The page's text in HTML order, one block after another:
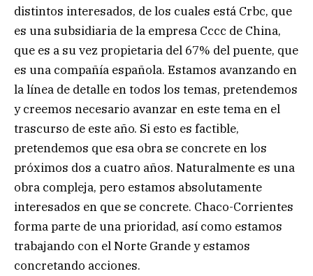
distintos interesados, de los cuales está Crbc, que
es una subsidiaria de la empresa Cccc de China,
que es a su vez propietaria del 67% del puente, que
es una compañía española. Estamos avanzando en
la línea de detalle en todos los temas, pretendemos
y creemos necesario avanzar en este tema en el
trascurso de este año. Si esto es factible,
pretendemos que esa obra se concrete en los
próximos dos a cuatro años. Naturalmente es una
obra compleja, pero estamos absolutamente
interesados en que se concrete. Chaco-Corrientes
forma parte de una prioridad, así como estamos
trabajando con el Norte Grande y estamos
concretando acciones.